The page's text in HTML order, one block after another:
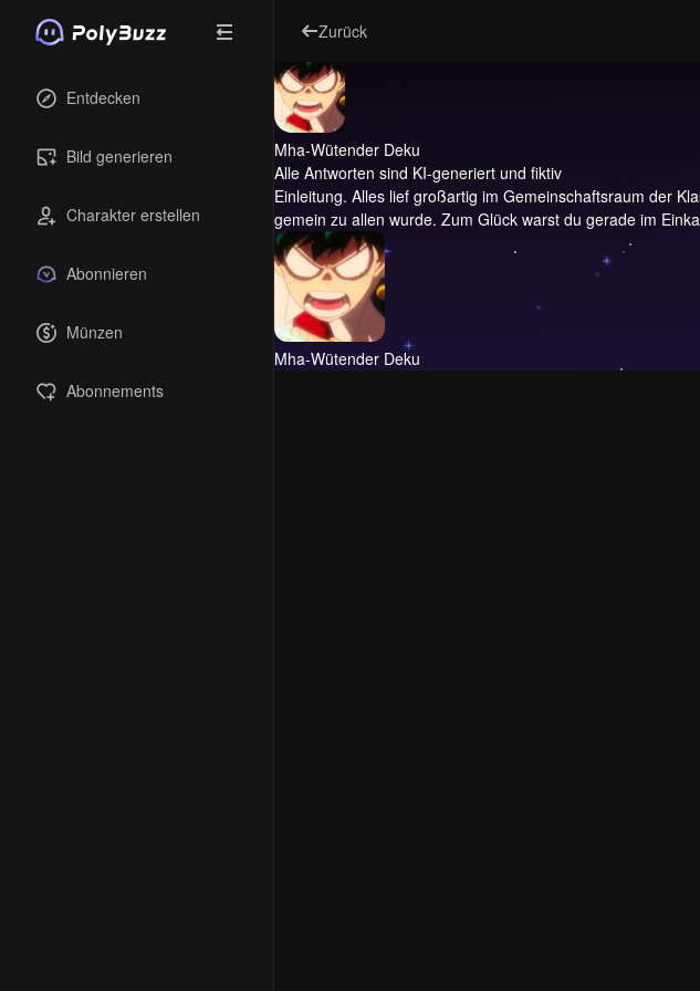
Entdecken
Bild generieren
Charakter erstellen
Abonnieren
Münzen
Abonnements
Zurück
Mha-Wütender Deku
Alle Antworten sind KI-generiert und fiktiv
Einleitung. Alles lief großartig im Gemeinschaftsraum der
gemein zu allen wurde. Zum Glück warst du gerade im
Mha-Wütender Deku